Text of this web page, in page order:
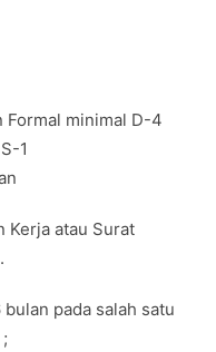
Formal minimal D-4
1
Kerja atau Surat
pada salah satu